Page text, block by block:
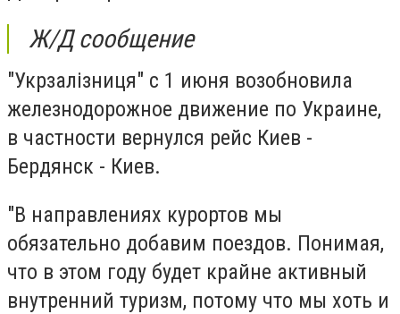
Ж/Д сообщение
"Укрзалізниця" с 1 июня возобновила
железнодорожное движение по Украине,
в частности вернулся рейс Киев -
Бердянск - Киев.
"В направлениях курортов мы
обязательно добавим поездов. Понимая,
что в этом году будет крайне активный
внутренний туризм, потому что мы хоть и